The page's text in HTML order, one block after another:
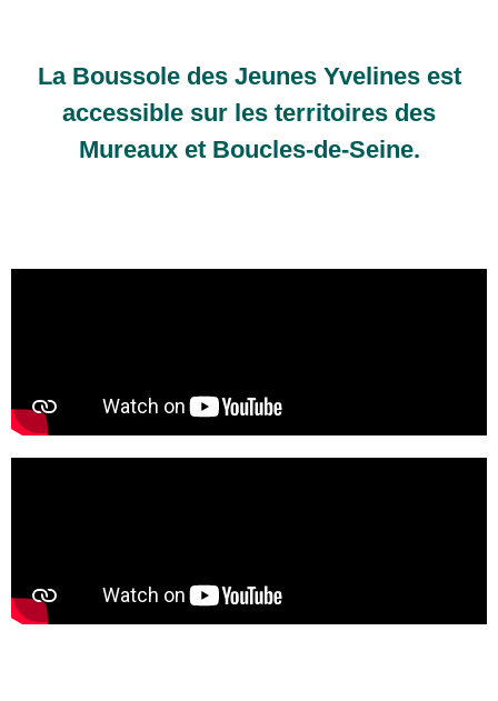
La Boussole des Jeunes Yvelines est
accessible sur les territoires des
Mureaux et Boucles-de-Seine.